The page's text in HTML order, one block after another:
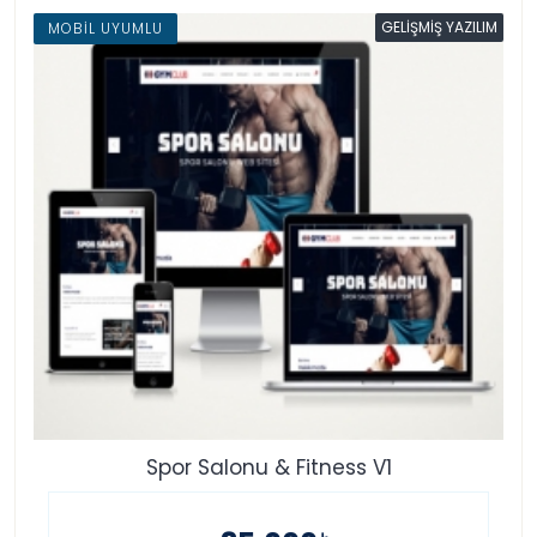
GELIŞMIŞ YAZILIM
MOBIL UYUMLU
Spor Salonu & Fitness V1